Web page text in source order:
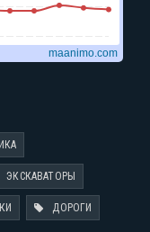
ЭКСКАВАТОРЫ
ДОРОГИ